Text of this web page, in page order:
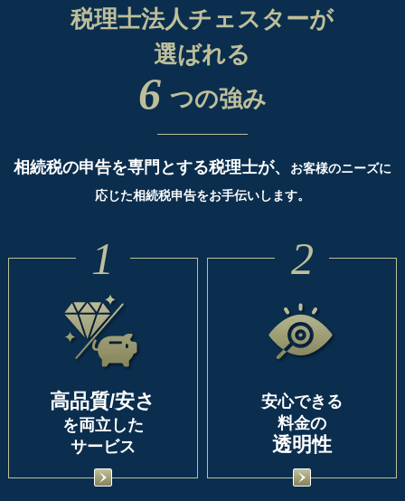
税理士法人チェスターが
選ばれる
6 つの強み
相続税の申告を専門とする税理士が、
お客様のニーズに
応じた相続税申告をお手伝いします。
1
高品質/安さ
を両立した
サービス
2
安心できる
料金の
透明性